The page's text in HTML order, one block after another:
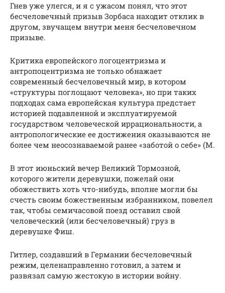
Гнев уже улегся, и я с ужасом понял, что этот
бесчеловечный призыв Зорбаса находит отклик в
другом, звучащем внутри меня бесчеловечном
призыве.
Критика европейского логоцентризма и
антропоцентризма не только обнажает
современный бесчеловечный мир, в котором
«структуры поглощают человека», но при таких
подходах сама европейская культура предстает
историей подавленной и эксплуатируемой
государством человеческой иррациональности, а
антропологические ее достижения оказываются не
более чем неосознаваемой ранее «заботой о себе» (М.
В этот июньский вечер Великий Тормозной,
которого жители деревушки, пожелай они
обожествить хоть что-нибудь, вполне могли бы
счесть своим божественным избранником, повелел
так, чтобы семичасовой поезд оставил свой
человеческий (или бесчеловечный) груз в
деревушке Фиш.
Гитлер, создавший в Германии бесчеловечный
режим, целенаправленно готовил, а затем и
развязал самую жестокую в истории войну.